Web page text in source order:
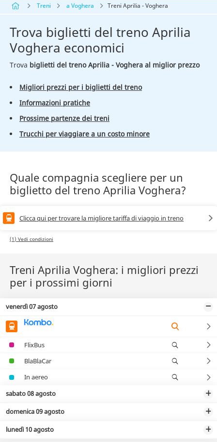
Treni a Voghera Treni Aprilia - Voghera
Trova biglietti del treno Aprilia
Voghera economici
Trova biglietti del treno Aprilia - Voghera al miglior prezzo
Migliori prezzi per i biglietti del treno
Informazioni pratiche
Prossime partenze dei treni
Trucchi per viaggiare a un costo minore
Quale compagnia scegliere per un
biglietto del treno Aprilia Voghera?
Clicca qui per trovare la migliore tariffa di viaggio in treno
(1) Vedi condizioni
Treni Aprilia Voghera: i migliori prezzi
per i prossimi giorni
venerdì 07 agosto
FlixBus
BlaBlaCar
In aereo
sabato 08 agosto
domenica 09 agosto
lunedì 10 agosto